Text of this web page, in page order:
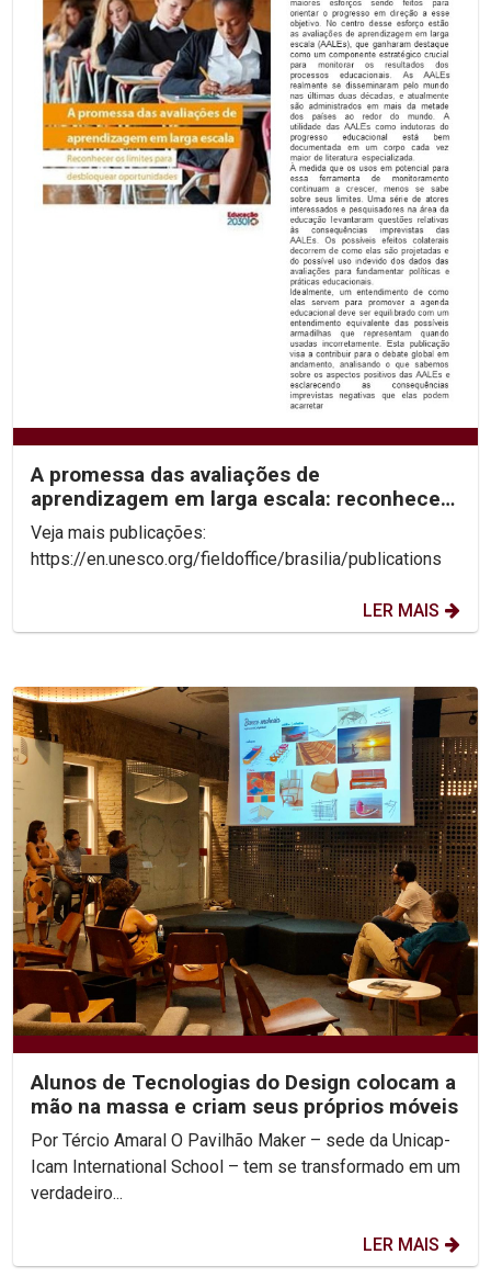
A promessa das avaliações de
aprendizagem em larga escala: reconhecer
os limites para desbloquear...
Veja mais publicações:
https://en.unesco.org/fieldoffice/brasilia/publications
LER MAIS
Alunos de Tecnologias do Design colocam a
mão na massa e criam seus próprios móveis
Por Tércio Amaral O Pavilhão Maker – sede da Unicap-
Icam International School – tem se transformado em um
verdadeiro...
LER MAIS